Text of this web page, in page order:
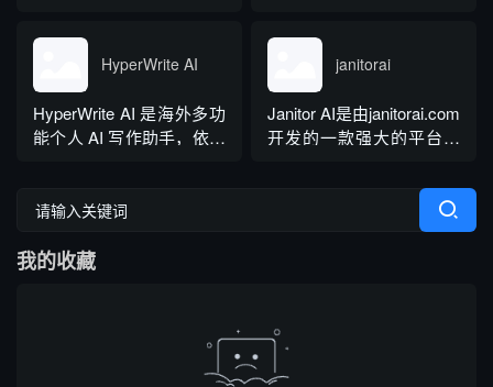
盖英、西、德、法等主流
语种，区分六大英语地域
版本。工具除基础拼写语
法纠错外，还可校验标
点、大小写、语句冗余问
依托 NLP 与大模型技术，
搭载 GrammarlyGO 智能
写作助手，集实时校对、
AI 生成、抄袭检测、引文
排版、团队文风统一功能
HyperWrite AI
HyperWrite AI 是海外多功
能个人 AI 写作助手，依托
写作功能，支持原生网页
插件，可在任意网页实时
janitorai
Janitor AI是由janitorai.com
开发的一款强大的平台，
性的NSFW虚构聊天机器
人角色。该平台由大型语
言模型驱动，包括OpenAI
我的收藏